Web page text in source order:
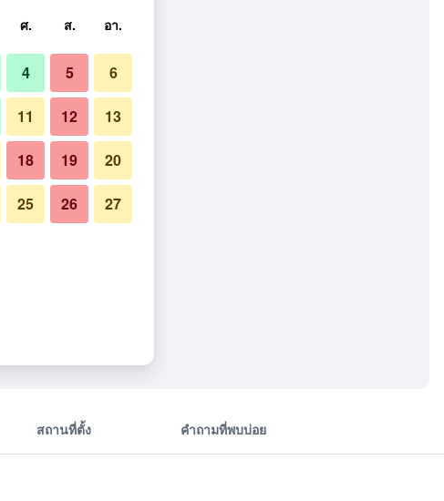
สถานที่ตั้ง คำถามที่พบบ่อย
ศ. ส. อา.
4 5 6
11 12 13
18 19 20
25 26 27